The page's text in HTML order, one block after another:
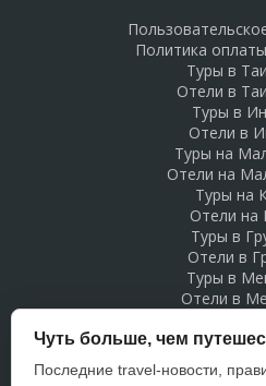
Политика
Туры в
Отели в
Туры в
Отели в
Туры на
Отели на
Туры на
Отели на
Туры в
Отели в
Туры в
Отели в
Отели в
Отели в
Чуть больше, чем
Последние travel-новости,